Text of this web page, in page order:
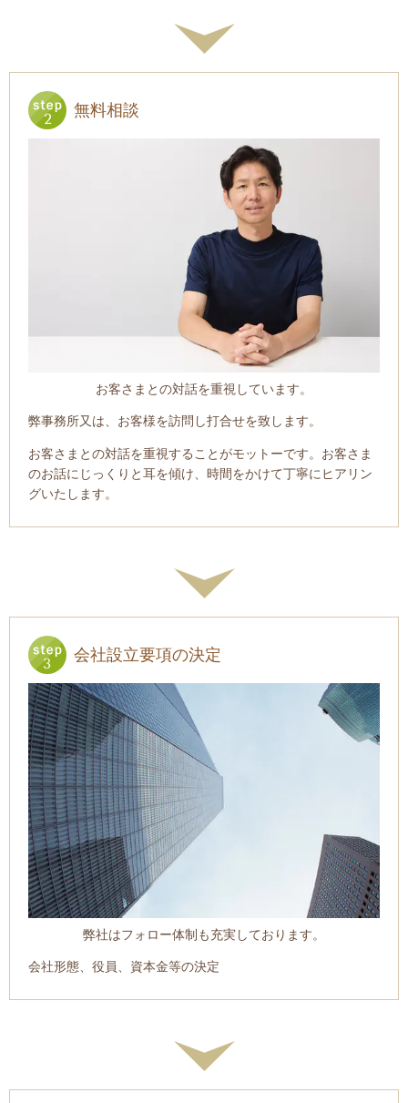
無料相談
お客さまとの対話を重視しています。
弊事務所又は、お客様を訪問し打合せを致します。
お客さまとの対話を重視することがモットーです。お客さま
のお話にじっくりと耳を傾け、時間をかけて丁寧にヒアリン
グいたします。
会社設立要項の決定
弊社はフォロー体制も充実しております。
会社形態、役員、資本金等の決定